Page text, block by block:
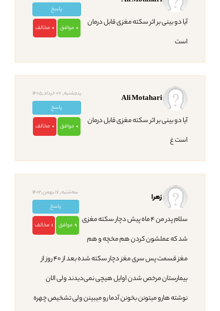
پاسخ
0 موافق 0 مخالف
آیا دو بینی بر اثر سکته مغزی قابل درمان
است
پنجشنبه, 07 خرداد,1405
پاسخ
0 موافق 0 مخالف
آیا دو بینی بر اثر سکته مغزی قابل درمان
است غ
ﺳﻪشنبه, 17 بهمن,1402
پاسخ
9 موافق 1 مخالف
زهرا
سلام پدر من ۴ ماه پیش دچار سکته مغزی
شد که عملشون کردن هم مخچه و هم
مغز قسمت پس سری مغز دچار سکته شده بعد از ۴۰ روز از
بیمارستان مرخص شدن اوایل هیچی نمی‌دیدند ولی الان
نوشته هارو میتونن بخونن آدما رو میبینن ولی تشخیص چهره